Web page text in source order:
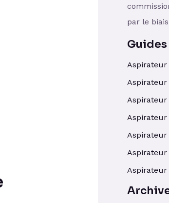
par le
Aspirateur
Aspirateur
Aspirateur